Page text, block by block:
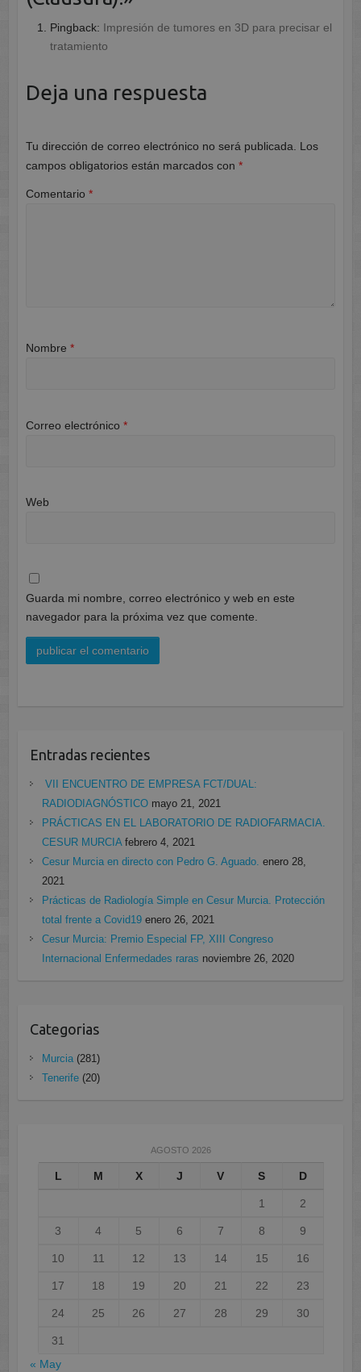
Pingback: Impresión de tumores en 3D para precisar el
tratamiento
Deja una respuesta
Tu dirección de correo electrónico no será publicada.
Los
campos obligatorios están marcados con *
Comentario *
Nombre *
Correo electrónico *
Web
Guarda mi nombre, correo electrónico y web en este
navegador para la próxima vez que comente.
Entradas recientes
VII ENCUENTRO DE EMPRESA FCT/DUAL:
RADIODIAGNÓSTICO mayo 21, 2021
PRÁCTICAS EN EL LABORATORIO DE RADIOFARMACIA.
CESUR MURCIA febrero 4, 2021
Cesur Murcia en directo con Pedro G. Aguado. enero 28,
2021
Prácticas de Radiología Simple en Cesur Murcia. Protección
total frente a Covid19 enero 26, 2021
Cesur Murcia: Premio Especial FP, XIII Congreso
Internacional Enfermedades raras noviembre 26, 2020
Categorias
Murcia(281)
Tenerife(20)
AGOSTO 2026
L M X J V S D
1 2
3 4 5 6 7 8 9
10 11 12 13 14 15 16
17 18 19 20 21 22 23
24 25 26 27 28 29 30
31
« May